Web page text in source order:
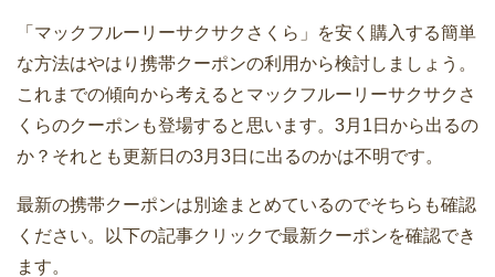
「マックフルーリーサクサクさくら」を安く購入する簡単
な方法はやはり携帯クーポンの利用から検討しましょう。
これまでの傾向から考えるとマックフルーリーサクサクさ
くらのクーポンも登場すると思います。3月1日から出るの
か？それとも更新日の3月3日に出るのかは不明です。
最新の携帯クーポンは別途まとめているのでそちらも確認
ください。以下の記事クリックで最新クーポンを確認でき
ます。